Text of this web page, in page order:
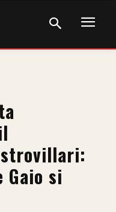
Gaio si